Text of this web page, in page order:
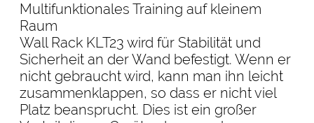
Multifunktionales Training auf kleinem
Raum
Wall Rack KLT23 wird für Stabilität und
Sicherheit an der Wand befestigt. Wenn er
nicht gebraucht wird, kann man ihn leicht
zusammenklappen, so dass er nicht viel
Platz beansprucht. Dies ist ein großer